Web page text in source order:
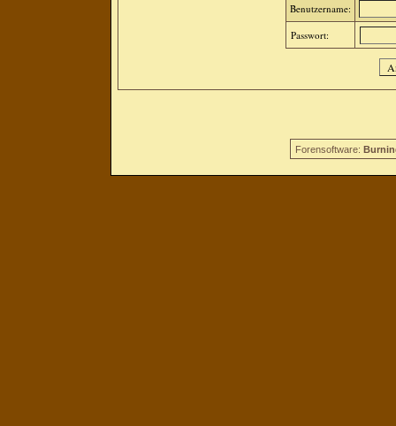
Benutzername:
Passwort:
Forensoftware: